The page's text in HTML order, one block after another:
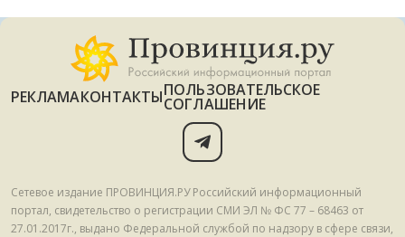
РЕКЛАМАКОНТАКТЫПОЛЬЗОВАТЕЛЬСКОЕ
СОГЛАШЕНИЕ
Сетевое издание ПРОВИНЦИЯ.РУ Российский информационный
портал, свидетельство о регистрации СМИ ЭЛ № ФС 77 – 68463 от
27.01.2017г., выдано Федеральной службой по надзору в сфере связи,